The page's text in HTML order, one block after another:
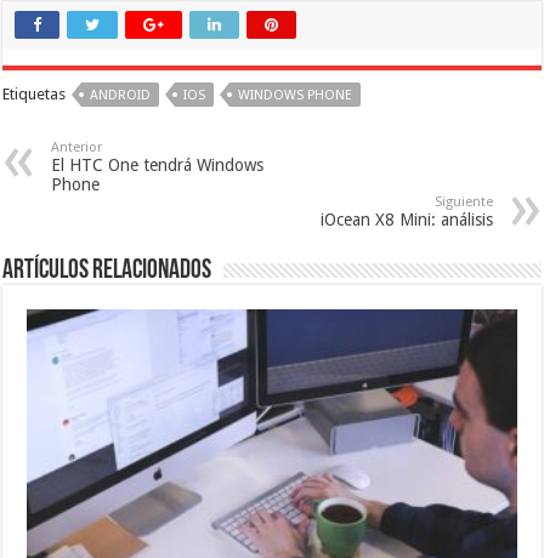
Etiquetas ANDROID IOS WINDOWS PHONE
Anterior
El HTC One tendrá Windows
Phone
Siguiente
iOcean X8 Mini: análisis
Artículos relacionados